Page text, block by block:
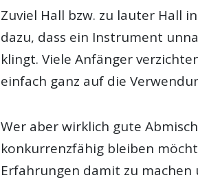
Zuviel Hall bzw. zu lauter Hall
dazu, dass ein Instrument
klingt. Viele Anfänger
einfach ganz auf die
Wer aber wirklich gute
konkurrenzfähig bleiben
Erfahrungen damit zu